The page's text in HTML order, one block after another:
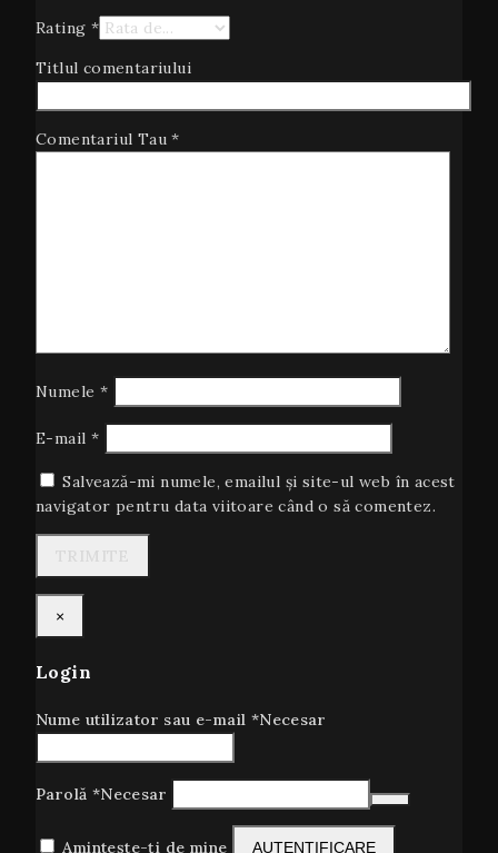
Rating *
Titlul comentariului
Comentariul Tau*
Numele *
E-mail *
Salvează-mi numele, emailul și site-ul web în acest
navigator pentru data viitoare când o să comentez.
×
Login
Nume utilizator sau e-mail *Necesar
Parolă *Necesar
Amintește-ți de mine AUTENTIFICARE